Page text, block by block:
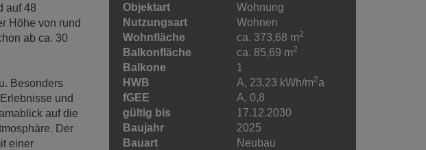
auf 48
Höhe von rund
ab ca. 30
Besonders
und
auf die
Der
einer
Objektart
Wohnung
Nutzungsart
Wohnen
Wohnfläche
ca. 373,68 m2
Balkonfläche ca. 85,69 m2
Balkone
1
HWB
A, 23.23 kWh/m2a
fGEE
A, 0,8
gültig bis
17.12.2030
Baujahr
2025
Bauart
Neubau